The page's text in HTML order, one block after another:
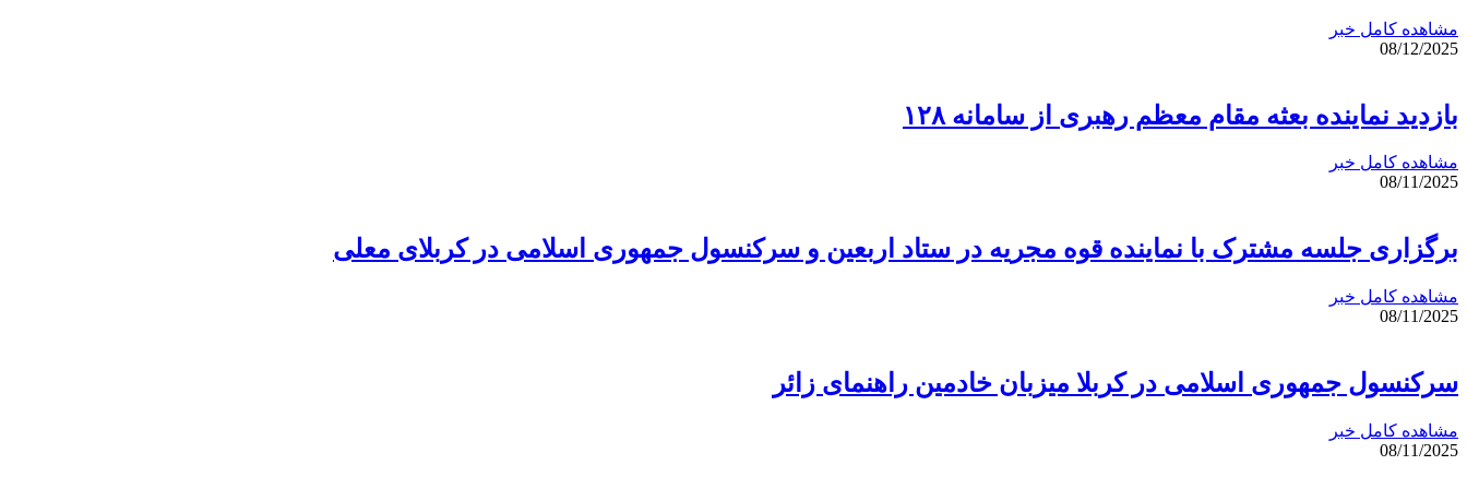
مشاهده کامل خبر
08/12/2025
بازدید نماینده بعثه مقام معظم رهبری از سامانه ۱۲۸
مشاهده کامل خبر
08/11/2025
برگزاری جلسه مشترک با نماینده قوه مجریه در ستاد اربعین و سرکنسول جمهوری اسلامی در کربلای معلی
مشاهده کامل خبر
08/11/2025
سرکنسول جمهوری اسلامی در کربلا میزبان خادمین راهنمای زائر
مشاهده کامل خبر
08/11/2025